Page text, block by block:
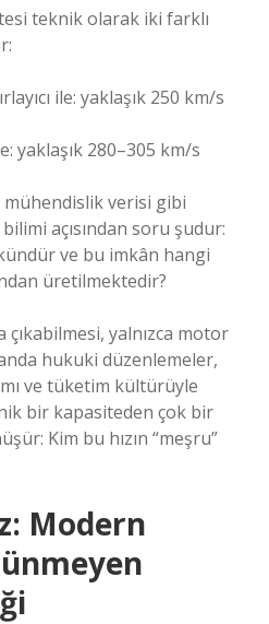
teknik olarak iki farklı
ile: yaklaşık 250 km/s
yaklaşık 280–305 km/s
verisi gibi
açısından soru şudur:
ve bu imkân hangi
üretilmektedir?
çıkabilmesi, yalnızca motor
hukuki düzenlemeler,
ve tüketim kültürüyle
bir kapasiteden çok bir
Kim bu hızın “meşru”
Modern